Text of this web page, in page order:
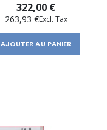
322,00 €
263,93 €
AJOUTER AU PANIER